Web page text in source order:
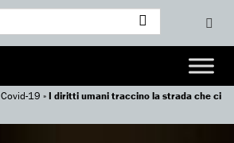
Covid-19 »I diritti umani traccino la strada che ci